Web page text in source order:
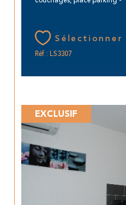
Sélectionner
Réf : LS3307
EXCLUSIF